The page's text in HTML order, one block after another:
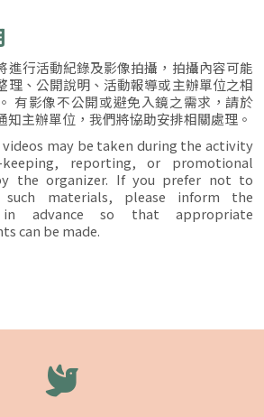
進行活動紀錄及影像拍攝，拍攝內容可能
理、公開說明、活動報導或主辦單位之相
有影像不公開或避免入鏡之需求，請於
知主辦單位，我們將協助安排相關處理。
videos may be taken during the activity
reporting, or promotional
the organizer. If you prefer not to
materials, please inform the
in advance so that appropriate
can be made.